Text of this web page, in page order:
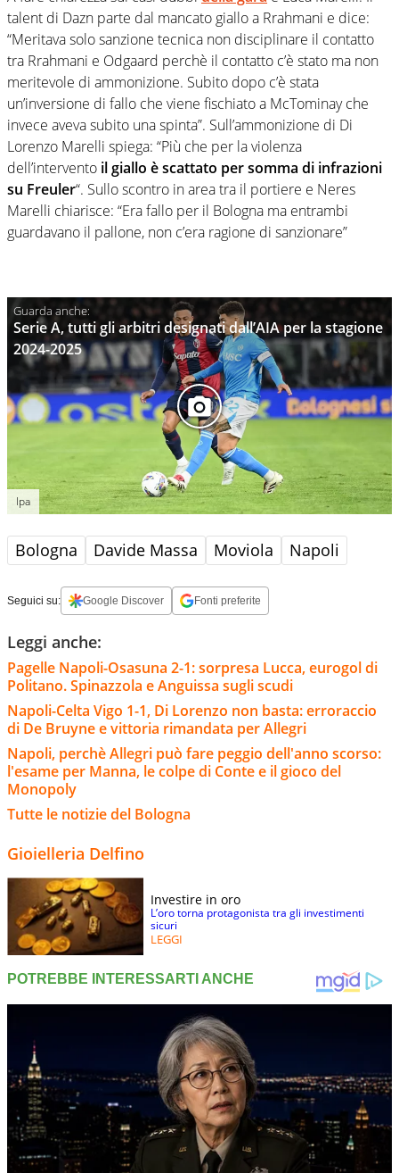
talent di Dazn parte dal mancato giallo a Rrahmani e dice:
“Meritava solo sanzione tecnica non disciplinare il contatto
tra Rrahmani e Odgaard perchè il contatto c’è stato ma non
meritevole di ammonizione. Subito dopo c’è stata
un’inversione di fallo che viene fischiato a McTominay che
invece aveva subito una spinta”. Sull’ammonizione di Di
Lorenzo Marelli spiega: “Più che per la violenza
dell’intervento il giallo è scattato per somma di infrazioni
su Freuler“. Sullo scontro in area tra il portiere e Neres
Marelli chiarisce: “Era fallo per il Bologna ma entrambi
guardavano il pallone, non c’era ragione di sanzionare”
Serie A, tutti gli arbitri designati dall’AIA per la stagione
2024-2025
Ipa
Bologna Davide Massa Moviola Napoli
Seguici su: Google Discover Fonti preferite
Leggi anche:
Pagelle Napoli-Osasuna 2-1: sorpresa Lucca, eurogol di
Politano. Spinazzola e Anguissa sugli scudi
Napoli-Celta Vigo 1-1, Di Lorenzo non basta: erroraccio
di De Bruyne e vittoria rimandata per Allegri
Napoli, perchè Allegri può fare peggio dell'anno scorso:
l'esame per Manna, le colpe di Conte e il gioco del
Monopoly
Tutte le notizie del Bologna
Gioielleria Delfino
Investire in oro
L’oro torna protagonista tra gli investimenti
sicuri
LEGGI